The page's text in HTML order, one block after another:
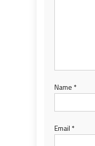
Name *
Email *